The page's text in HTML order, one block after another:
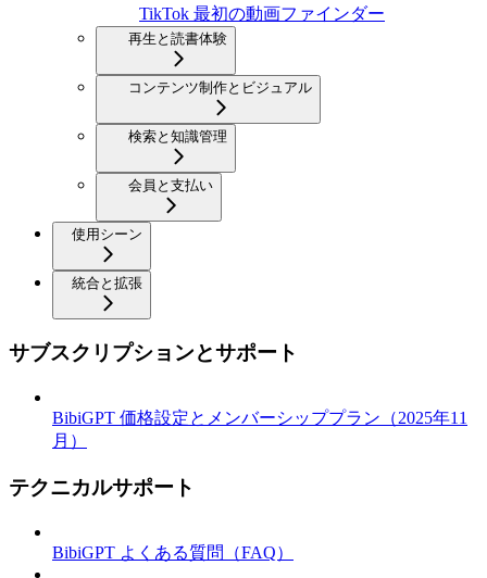
TikTok 最初の動画ファインダー
再生と読書体験
コンテンツ制作とビジュアル
検索と知識管理
会員と支払い
使用シーン
統合と拡張
サブスクリプションとサポート
BibiGPT 価格設定とメンバーシッププラン（2025年11
月）
テクニカルサポート
BibiGPT よくある質問（FAQ）